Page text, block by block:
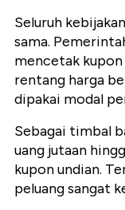
Seluruh
sama.
mencetak
rentang harga
dipakai modal
Sebagai timbal
uang jutaan
kupon undian.
peluang sangat